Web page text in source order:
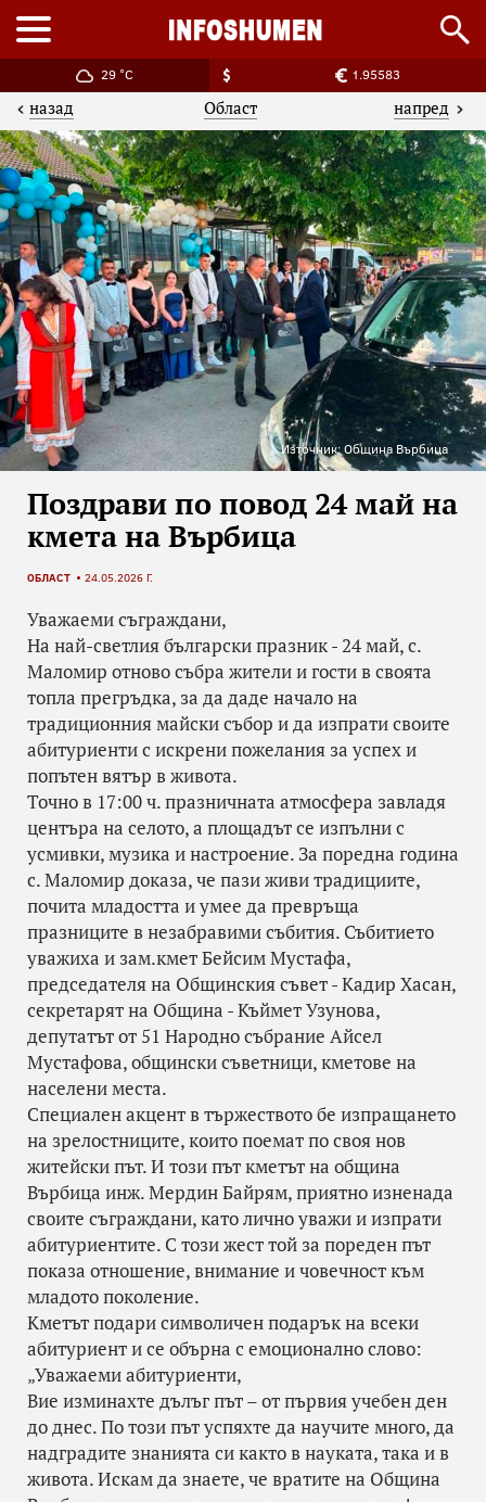
29 °C 1.95583
назад Област напред
Източник: Община Върбица
Поздрави по повод 24 май на
кмета на Върбица
ОБЛАСТ 24.05.2026 Г.
Уважаеми съграждани,
На най-светлия български празник - 24 май, с.
Маломир отново събра жители и гости в своята
топла прегръдка, за да даде начало на
традиционния майски събор и да изпрати своите
абитуриенти с искрени пожелания за успех и
попътен вятър в живота.
Точно в 17:00 ч. празничната атмосфера завладя
центъра на селото, а площадът се изпълни с
усмивки, музика и настроение. За поредна година
с. Маломир доказа, че пази живи традициите,
почита младостта и умее да превръща
празниците в незабравими събития. Събитието
уважиха и зам.кмет Бейсим Мустафа,
председателя на Общинския съвет - Кадир Хасан,
секретарят на Община - Къймет Узунова,
депутатът от 51 Народно събрание Айсел
Мустафова, общински съветници, кметове на
населени места.
Специален акцент в тържеството бе изпращането
на зрелостниците, които поемат по своя нов
житейски път. И този път кметът на община
Върбица инж. Мердин Байрям, приятно изненада
своите съграждани, като лично уважи и изпрати
абитуриентите. С този жест той за пореден път
показа отношение, внимание и човечност към
младото поколение.
Кметът подари символичен подарък на всеки
абитуриент и се обърна с емоционално слово:
„Уважаеми абитуриенти,
Вие изминахте дълъг път – от първия учебен ден
до днес. По този път успяхте да научите много, да
надградите знанията си както в науката, така и в
живота. Искам да знаете, че вратите на Община